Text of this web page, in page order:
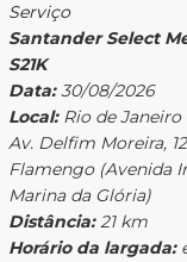
Serviço
Santander Select
S21K
Data:30/08/2026
Local:Rio de Janeiro
Av. Delfim Moreira,
Flamengo (Avenida
Marina da Glória)
Distância:21 km
Horário da largada: